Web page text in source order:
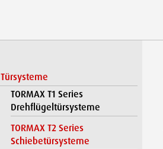
Türsysteme
TORMAX T1 Series
Drehflügeltürsysteme
TORMAX T2 Series
Schiebetürsysteme